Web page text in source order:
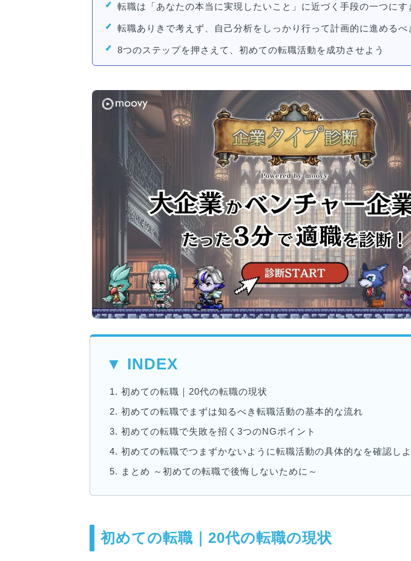
転職は「あなたの本当に実現したいこと」に近づく手段の一つにす
転職ありきで考えず、自己分析をしっかり行って計画的に進めるべ
8つのステップを押さえて、初めての転職活動を成功させよう
▼ INDEX
1. 初めての転職｜20代の転職の現状
2. 初めての転職でまずは知るべき転職活動の基本的な流れ
3. 初めての転職で失敗を招く3つのNGポイント
4. 初めての転職でつまずかないように転職活動の具体的なを確認しよ
5. まとめ ～初めての転職で後悔しないために～
初めての転職｜20代の転職の現状